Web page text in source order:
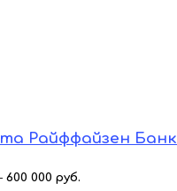
Райффайзен Банк
600 000 руб.